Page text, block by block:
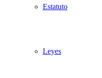
Estatuto
Leyes